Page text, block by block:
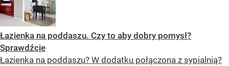
Łazienka na poddaszu. Czy to aby dobry pomysł?
Sprawdźcie
Łazienka na poddaszu? W dodatku połączona z sypialnią?